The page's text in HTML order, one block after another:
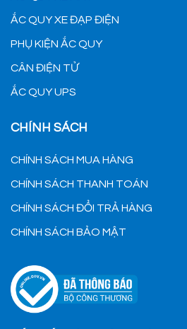
ẮC QUY XE ĐẠP ĐIỆN
PHỤ KIỆN ẮC QUY
CÂN ĐIỆN TỬ
ẮC QUY UPS
CHÍNH SÁCH
CHÍNH SÁCH MUA HÀNG
CHÍNH SÁCH THANH TOÁN
CHÍNH SÁCH ĐỔI TRẢ HÀNG
CHÍNH SÁCH BẢO MẬT